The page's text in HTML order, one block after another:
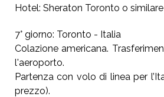
Hotel: Sheraton Toronto o similare
7° giorno: Toronto - Italia
Colazione americana.
l'aeroporto.
Partenza con volo di linea per
prezzo).